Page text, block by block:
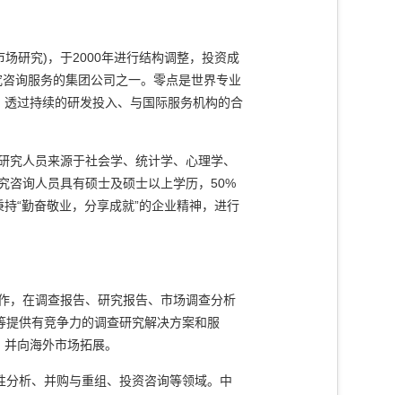
研究)，于2000年进行结构调整，投资成
询服务的集团公司之一。零点是世界专业
过持续的研发投入、与国际服务机构的合
人员来源于社会学、统计学、心理学、
咨询人员具有硕士及硕士以上学历，50%
“勤奋敬业，分享成就”的企业精神，进行
在调查报告、研究报告、市场调查分析
供有竞争力的调查研究解决方案和服
向海外市场拓展。
析、并购与重组、投资咨询等领域。中